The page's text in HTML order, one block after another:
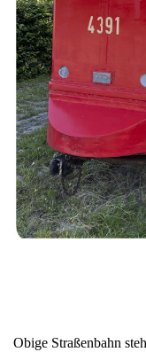
Obige Straßenbahn